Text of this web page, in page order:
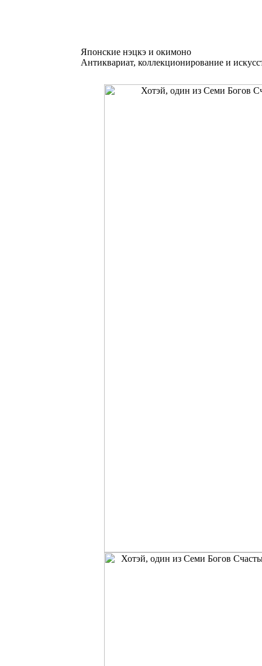
Японские нэцкэ и окимоно
Антиквариат, коллекционирование и